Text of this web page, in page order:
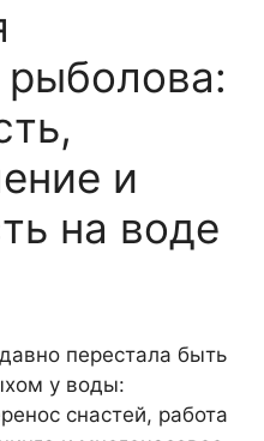
рыболова:
и
на воде
перестала быть
у воды:
снастей, работа